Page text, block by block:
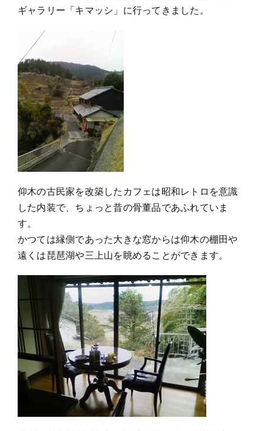
ギャラリー「キマッシ」に行ってきました。
仰木の古民家を改築したカフェは昭和レトロを意識
した内装で、ちょっと昔の骨董品であふれていま
す。
かつては縁側であった大きな窓からは仰木の棚田や
遠くは琵琶湖や三上山を眺めることができます。